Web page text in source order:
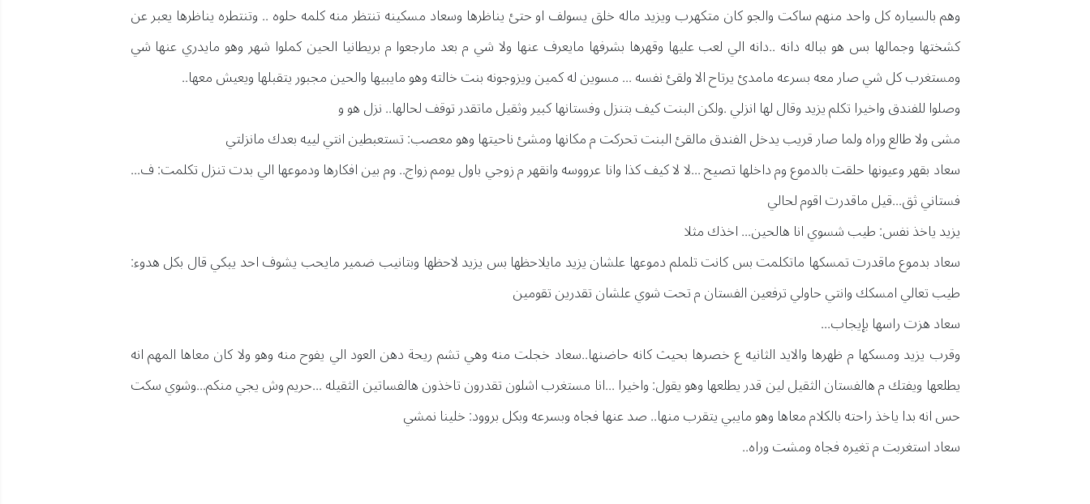
وهم بالسياره كل واحد منهم ساكت والجو كان متكهرب ويزيد ماله خلق يسولف او حتئ يناظرها وسعاد مسكينه تنتظر منه كلمه حلوه .. وتنتطره يناظرها يعبر عن
كشختها وجمالها بس هو بباله دانه ..دانه الي لعب عليها وقهرها بشرفها مايعرف عنها ولا شي م بعد مارجعوا م بريطانيا الحين كملوا شهر وهو مايدري عنها شي
ومستغرب كل شي صار معه بسرعه مامدئ يرتاح الا ولقئ نفسه ... مسوين له كمين ويزوجونه بنت خالته وهو مايبيها والحين مجبور يتقبلها ويعيش معها..
وصلوا للفندق واخيرا تكلم يزيد وقال لها انزلي .ولكن البنت كيف بتنزل وفستانها كبير وثقيل ماتقدر توقف لحالها.. نزل هو و
مشى ولا طالع وراه ولما صار قريب يدخل الفندق مالقئ البنت تحركت م مكانها ومشئ ناحيتها وهو معصب: تستعبطين انتي لييه بعدك مانزلتي
سعاد بقهر وعيونها حلقت بالدموع وم داخلها تصيح ...لا لا كيف كذا وانا عرووسه وانقهر م زوجي باول يومم زواج.. وم بين افكارها ودموعها الي بدت تنزل تكلمت: ف...
فستاني ثق...قيل ماقدرت اقوم لحالي
يزيد ياخذ نفس: طيب شسوي انا هالحين... اخذك مثلا
سعاد بدموع ماقدرت تمسكها ماتكلمت بس كانت تلملم دموعها علشان يزيد مايلاحظها بس يزيد لاحظها وبتانيب ضمير مايحب يشوف احد يبكي قال بكل هدوء:
طيب تعالي امسكك وانتي حاولي ترفعين الفستان م تحت شوي علشان تقدرين تقومين
سعاد هزت راسها بإيجاب...
وقرب يزيد ومسكها م ظهرها والايد الثانيه ع خصرها بحيث كانه حاضنها..سعاد خجلت منه وهي تشم ريحة دهن العود الي يفوح منه وهو ولا كان معاها المهم انه
يطلعها ويفتك م هالفستان الثقيل لين قدر يطلعها وهو يقول: واخيرا ...انا مستغرب اشلون تقدرون تاخذون هالفساتين الثقيله ...حريم وش يجي منكم...وشوي سكت
حس انه بدا ياخذ راحته بالكلام معاها وهو مايبي يتقرب منها.. صد عنها فجاه وبسرعه وبكل بروود: خلينا نمشي
سعاد استغربت م تغيره فجاه ومشت وراه..